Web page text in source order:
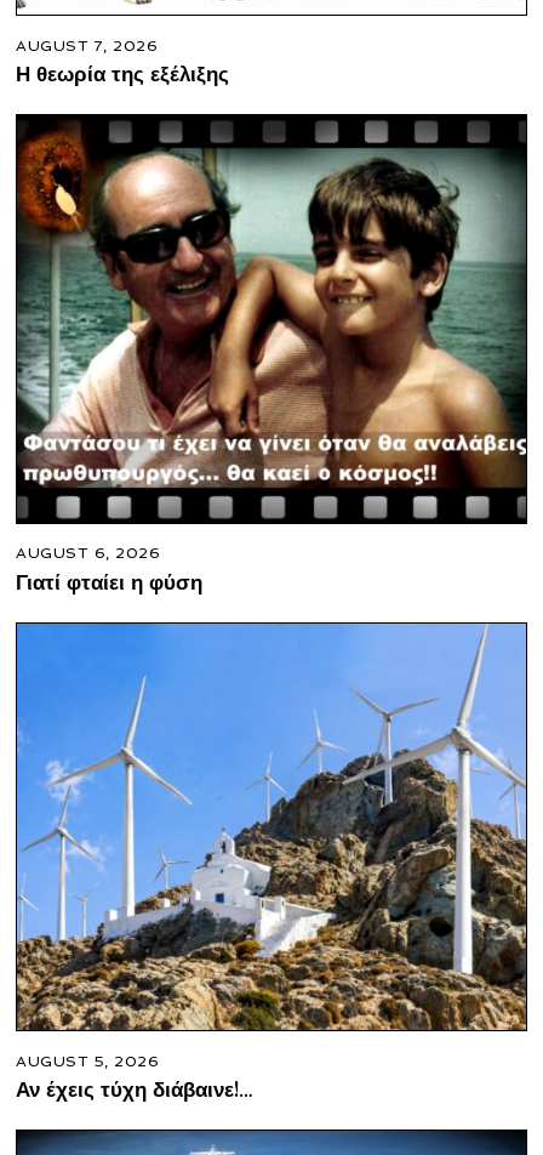
AUGUST 7, 2026
Η θεωρία της εξέλιξης
AUGUST 6, 2026
Γιατί φταίει η φύση
AUGUST 5, 2026
Αν έχεις τύχη διάβαινε!…